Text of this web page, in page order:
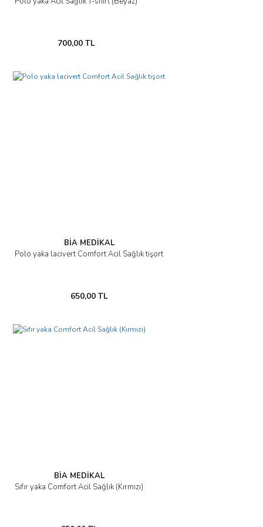
700,00 TL
BİA MEDİKAL
Polo yaka lacivert Comfort Acil Sağlık tişort
650,00 TL
BİA MEDİKAL
Sıfır yaka Comfort Acil Sağlık (Kırmızı)